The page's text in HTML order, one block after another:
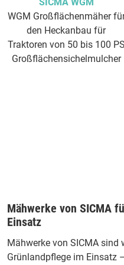
SICMA WGM
WGM Großflächenmäher
den Heckanbau für
Traktoren von 50 bis 100 PS
Großflächensichelmulcher
Mähwerke von SICMA
Einsatz
Mähwerke von SICMA sind
Grünlandpflege im Einsatz